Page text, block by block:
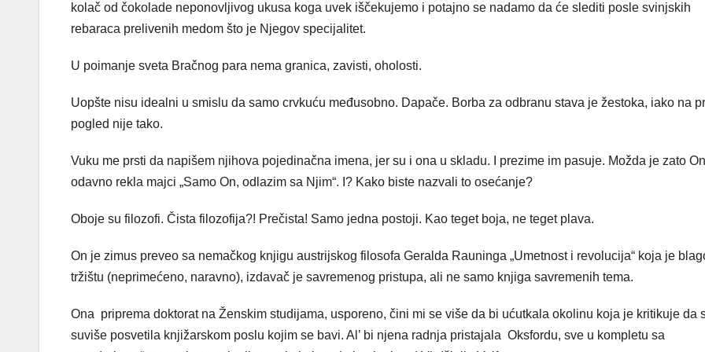
kolač od čokolade neponovljivog ukusa koga uvek iščekujemo i potajno se nadamo da će slediti posle svinjskih
rebaraca prelivenih medom što je Njegov specijalitet.
U poimanje sveta Bračnog para nema granica, zavisti, oholosti.
Uopšte nisu idealni u smislu da samo crvkuću međusobno. Dapače. Borba za odbranu stava je žestoka, iako na
pogled nije tako.
Vuku me prsti da napišem njihova pojedinačna imena, jer su i ona u skladu. I prezime im pasuje. Možda je zato
odavno rekla majci „Samo On, odlazim sa Njim“. I? Kako biste nazvali to osećanje?
Oboje su filozofi. Čista filozofija?! Prečista! Samo jedna postoji. Kao teget boja, ne teget plava.
On je zimus preveo sa nemačkog knjigu austrijskog filosofa Geralda Rauninga „Umetnost i revolucija“ koja je
tržištu (neprimećeno, naravno), izdavač je savremenog pristupa, ali ne samo knjiga savremenih tema.
Ona priprema doktorat na Ženskim studijama, usporeno, čini mi se više da bi ućutkala okolinu koja je kritikuje da
suviše posvetila knjižarskom poslu kojim se bavi. Al’ bi njena radnja pristajala Oksfordu, sve u kompletu sa